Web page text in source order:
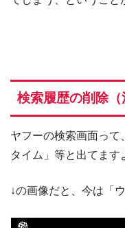
検索履歴の削除（
ヤフーの検索画面っ
タイム」等と出てます
↓の画像だと、今は「